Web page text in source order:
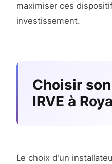
maximiser ces
investissement.
Choisir
IRVE à
Le choix d'un